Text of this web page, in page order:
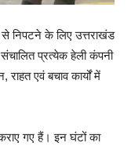
से निपटने के लिए उत्तराखंड
प्रत्येक हेली कंपनी
एवं बचाव कार्यों में
गए हैं। इन घंटों का